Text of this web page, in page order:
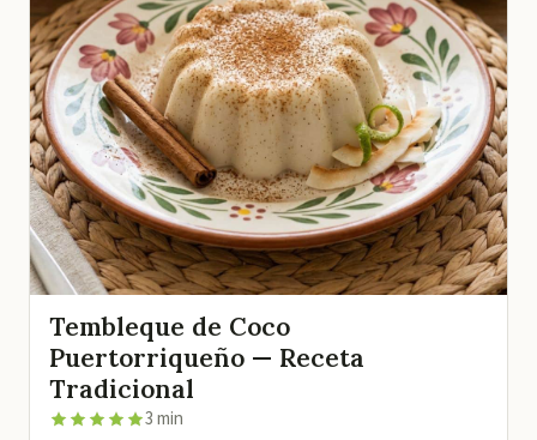
Tembleque de Coco
Puertorriqueño — Receta
Tradicional
3 min